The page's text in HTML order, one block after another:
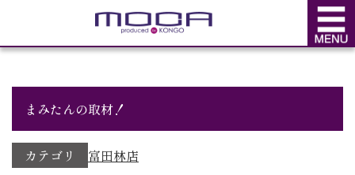
BLOG
まみたんの取材！
カテゴリ 富田林店